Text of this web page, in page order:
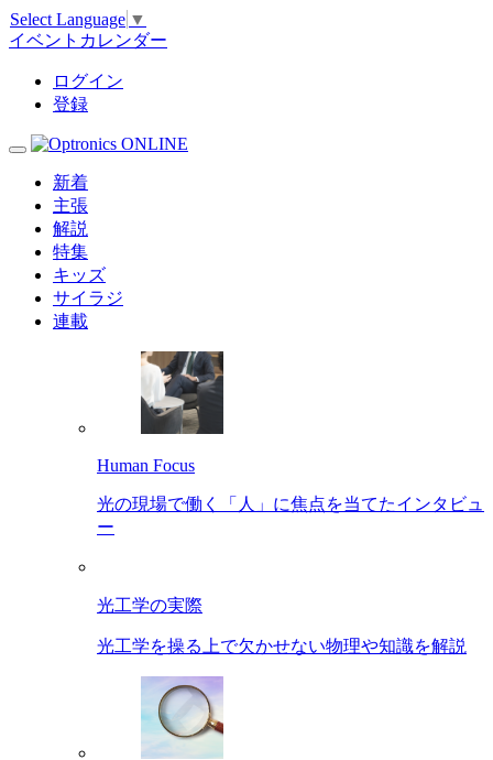
Select Language ▼
イベントカレンダー
ログイン
登録
新着
主張
解説
特集
キッズ
サイラジ
連載
Human Focus
光の現場で働く「人」に焦点を当てたインタビュ
ー
光工学の実際
光工学を操る上で欠かせない物理や知識を解説